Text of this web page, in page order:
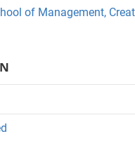
of Management,